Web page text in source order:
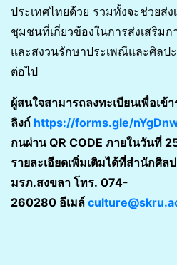
ประเทศไทยด้วย รวมทั้งจะช่วยส่
ชุมชนที่เกี่ยวข้องในการส่งเสริมก
และสงวนรักษาประเพณีและศิลป
ต่อไป
ผู้สนใจสามารถลงทะเบียนเพื่อเข้
ลิงก์ https://forms.gle/
กนผ่าน QR CODE ภายในวันที่
รายละเอียดเพิ่มเติมได้ที่สำนักศิ
มรภ.สงขลา โทร. 074-
260280 อีเมล์